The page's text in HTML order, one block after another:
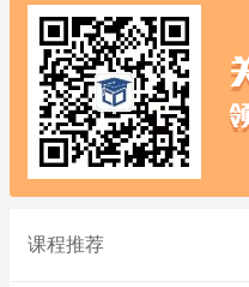
课程推荐